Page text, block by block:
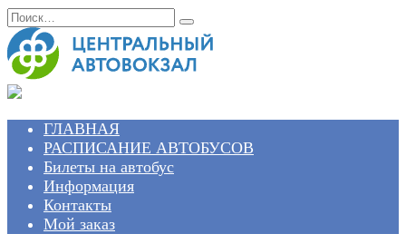
Перейти
к
содержанию
Search
for:
ГЛАВНАЯ
РАСПИСАНИЕ АВТОБУСОВ
Билеты на автобус
Информация
Контакты
Мой заказ